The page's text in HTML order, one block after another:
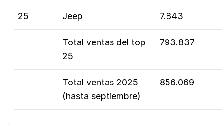
25 Jeep 7.843
Total ventas del top
25
793.837
Total ventas 2025
(hasta septiembre)
856.069